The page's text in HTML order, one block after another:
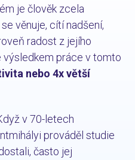
je člověk zcela
věnuje, cítí nadšení,
radost z jejího
výsledkem práce v tomto
nebo 4x větší
v 70-letech
prováděl studie
často jej